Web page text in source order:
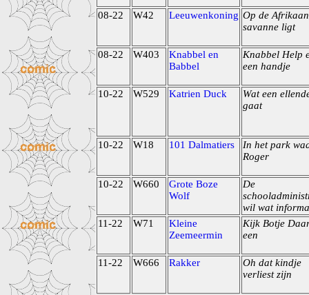
08-22 W42 Leeuwenkoning Op de
savanne ligt
08-22 W403
Knabbel en
Babbel
Knabbel Help
een handje
10-22 W529 Katrien Duck
Wat een
gaat
10-22 W18 101 Dalmatiers
In het park
Roger
10-22 W660
Grote Boze
Wolf
De
wil wat
11-22
W71
Kleine
Zeemeermin
Kijk Botje
een
11-22 W666 Rakker
Oh dat kindje
verliest zijn